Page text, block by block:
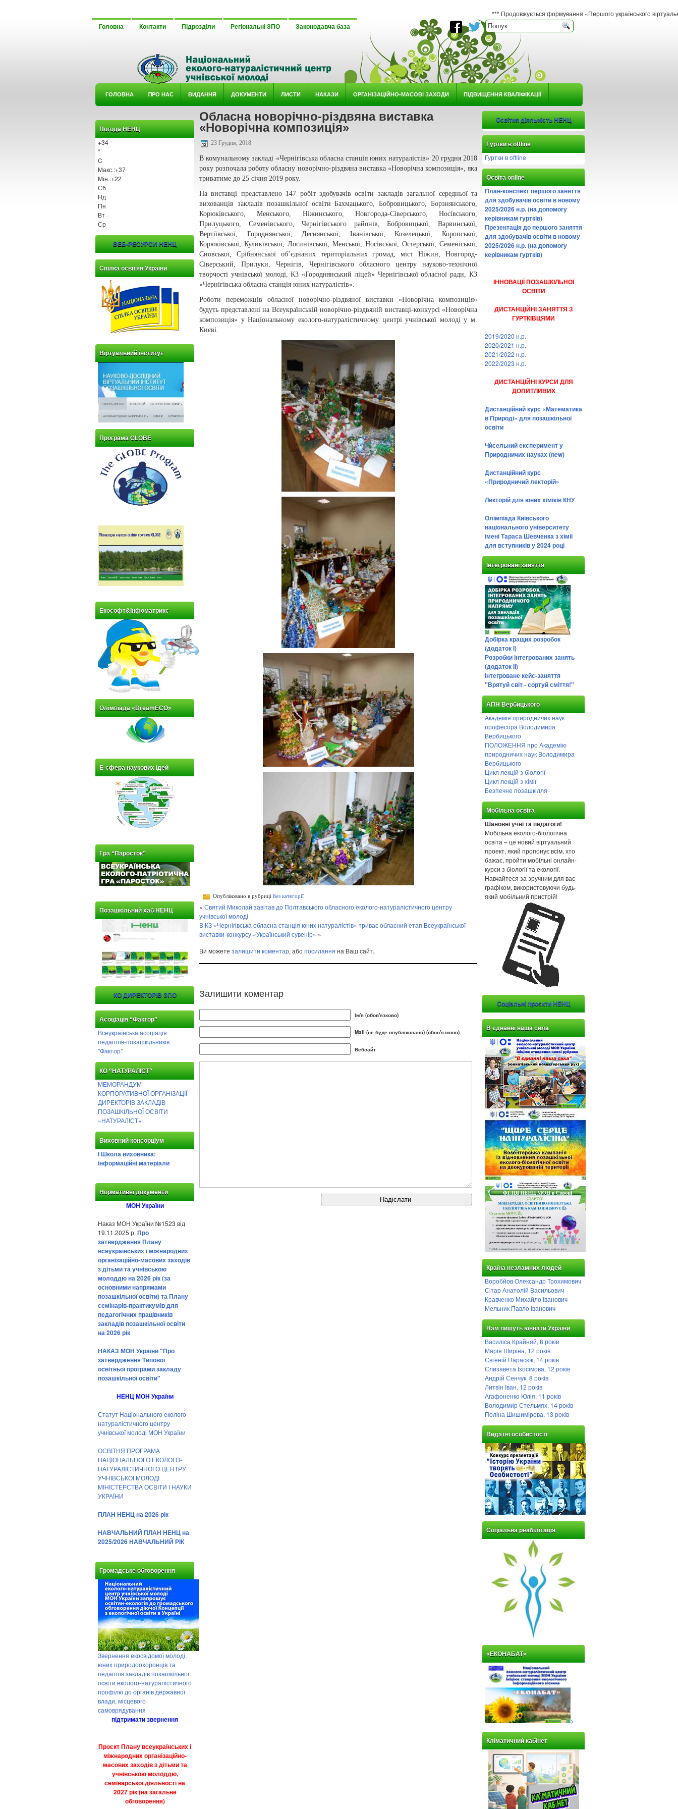
*** Продовжується формування «Першого українського віртуального
Головна Контакти Підрозділи Регіональні ЗПО Законодавча база
ГОЛОВНА ΠРО НАС ВИДАННЯ ДОКУМЕНТИ ЛИСТИ НАКАЗИ ОРГАНІЗАЦІЙНО-МАСОВІ ЗАХОДИ ПІДВИЩЕННЯ КВАЛІФІКАЦІЇ
Погода НЕНЦ
+34
°
C
Макс.:+37
Мін.:+22
Сб
Нд
Пн
Вт
Ср
ВЕБ-РЕСУРСИ НЕНЦ
Спілка освітян України
Віртуальний інститут
Програма GLOBE
Екософт&Інфоматрикс
Олімпіада «DreamECO»
Е-сфера наукових ідей
Гра “Паросток”
Позашкільний хаб НЕНЦ
КО ДИРЕКТОРІВ ЗПО
Асоціація “Фактор”
Всеукраїнська асоціація
педагогів-позашкільників
"Фактор"
КО “НАТУРАЛІСТ”
МЕМОРАНДУМ
КОРПОРАТИВНОЇ ОРГАНІЗАЦІЇ
ДИРЕКТОРІВ ЗАКЛАДІВ
ПОЗАШКІЛЬНОЇ ОСВІТИ
«НАТУРАЛІСТ»
Виховний консорціум
І Школа виховника:
інформаційні матеріали
Нормативні документи
МОН України
Наказ МОН України №1523 від
19.11.2025 р. Про
затвердження Плану
всеукраїнських і міжнародних
організаційно-масових заходів
з дітьми та учнівською
молоддю на 2026 рік (за
основними напрямами
позашкільної освіти) та Плану
семінарів-практикумів для
педагогічних працівників
закладів позашкільної освіти
на 2026 рік
НАКАЗ МОН України "Про
затвердження Типової
освітньої програми закладу
позашкільної освіти"
НЕНЦ МОН України
Статут Національного еколого-
натуралістичного центру
учнівської молоді МОН України
ОСВІТНЯ ПРОГРАМА
НАЦІОНАЛЬНОГО ЕКОЛОГО-
НАТУРАЛІСТИЧНОГО ЦЕНТРУ
УЧНІВСЬКОЇ МОЛОДІ
МІНІСТЕРСТВА ОСВІТИ І НАУКИ
УКРАЇНИ
ПЛАН НЕНЦ на 2026 рік
НАВЧАЛЬНИЙ ПЛАН НЕНЦ на
2025/2026 НАВЧАЛЬНИЙ РІК
Громадське обговорення
Звернення екосвідомої молоді,
юних природоохоронців та
педагогів закладів позашкільної
освіти еколого-натуралістичного
профілю до органів державної
влади, місцевого
самоврядування
підтримати звернення
Проєкт Плану всеукраїнських і
міжнародних організаційно-
масових заходів з дітьми та
учнівською молоддю,
семінарської діяльності на
2027 рік (на загальне
обговорення)
Обласна новорічно-різдвяна виставка
«Новорічна композиція»
23 Грудня, 2018
В комунальному закладі «Чернігівська обласна станція юних натуралістів» 20 грудня 2018
року розпочала роботу обласну новорічно-різдвяна виставка «Новорічна композиція», яка
триватиме до 25 січня 2019 року.
На виставці представлено 147 робіт здобувачів освіти закладів загальної середньої та
вихованців закладів позашкільної освіти Бахмацького, Бобровицького, Борзнянського,
Корюківського, Менського, Ніжинського, Новгорода-Сіверського, Носівського,
Прилуцького, Семенівського, Чернігівського районів, Бобровицької, Варвинської,
Вертіївської, Городнянської, Деснянської, Іванівської, Козелецької, Коропської,
Корюківської, Куликівської, Лосинівської, Менської, Носівської, Остерської, Семеніської,
Сновської, Срібнянської об’єднаних територіальних громад, міст Ніжин, Новгород-
Сіверський, Прилуки, Чернігів, Чернігівського обласного центру науково-технічної
творчості учнівської молоді, КЗ «Городнянський ліцей» Чернігівської обласної ради, КЗ
«Чернігівська обласна станція юних натуралістів».
Роботи переможців обласної новорічно-різдвяної виставки «Новорічна композиція»
будуть представлені на Всеукраїнській новорічно-різдвяній виставці-конкурсі «Новорічна
композиція» у Національному еколого-натуралістичному центрі учнівської молоді у м.
Києві.
Опубліковано в рубриці Без категорії
« Святий Миколай завітав до Полтавського обласного еколого-натуралістичного центру
учнівської молоді
В КЗ «Чернігівська обласна станція юних натуралістів» триває обласний етап Всеукраїнської
виставки-конкурсу «Український сувенір» »
Ви можете залишити коментар, абопосилання на Ваш сайт.
Залишити коментар
Ім'я (обов'язково)
Mail (не буде опубліковано) (обов'язково)
Вебсайт
Освітня діяльність НЕНЦ
Гуртки в offline
Гуртки в offline
Освіта online
План-конспект першого заняття
для здобувачів освіти в новому
2025/2026 н.р. (на допомогу
керівникам гуртків)
Презентація до першого заняття
для здобувачів освіти в новому
2025/2026 н.р. (на допомогу
керівникам гуртків)
ІННОВАЦІЇ ПОЗАШКІЛЬНОЇ
ОСВІТИ
ДИСТАНЦІЙНІ ЗАНЯТТЯ З
ГУРТКІВЦЯМИ
2019/2020 н.р.
2020/2021 н.р.
2021/2022 н.р.
2022/2023 н.р.
ДИСТАНЦІЙНІ КУРСИ ДЛЯ
ДОПИТЛИВИХ
Дистанційний курс «Математика
в Природі» для позашкільної
освіти
Чѝсельний експеримент у
Природничих науках (new)
Дистанційний курс
«Природничий лекторій»
Лекторій для юних хіміків КНУ
Олімпіада Київського
національного університету
імені Тараса Шевченка з хімії
для вступників у 2024 році
Інтегровані заняття
Добірка кращих розробок
(додаток І)
Розробки інтегрованих занять
(додаток ІІ)
Інтегроване кейс-заняття
"Врятуй світ - сортуй сміття!"
АПН Вербицького
Академія природничих наук
професора Володимира
Вербицького
ПОЛОЖЕННЯ про Академію
природничих наук Володимира
Вербицького
Цикл лекцій з біології
Цикл лекцій з хімії
Безпечне позашкілля
Мобільна освіта
Шановні учні та педагоги!
Мобільна еколого-біологічна
освіта – це новий віртуальний
проект, який пропонує всім, хто
бажає, пройти мобільні онлайн-
курси з біології та екології.
Навчайтеся за зручним для вас
графіком, використовуючи будь-
який мобільний пристрій!
Соціальні проєкти НЕНЦ
В єднанні наша сила
Країна незламних людей
Воробйов Олександр Трохимович
Сітар Анатолій Васильович
Кравченко Михайло Іванович
Мельник Павло Іванович
Нам пишуть юннати України
Василіса Крайняй, 8 років
Марія Ширіна, 12 років
Євгеній Парасюк, 14 років
Єлизавета Ізосімова, 12 років
Андрій Сенчук, 8 років
Литвін Іван, 12 років
Агафоненко Юлія, 11 років
Володимир Стельмях, 14 років
Поліна Шишимірова, 13 років
Видатні особистості
Соціальна реабілітація
«ЕКОНАБАТ»
>
Кліматичний кабінет